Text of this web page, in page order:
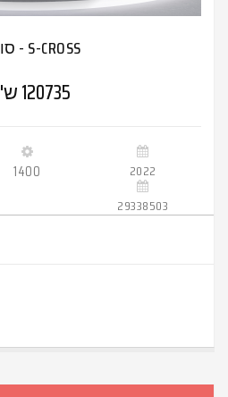
סוזוקי - S-CROSS
120735 ש"ח
1400
2022
29338503